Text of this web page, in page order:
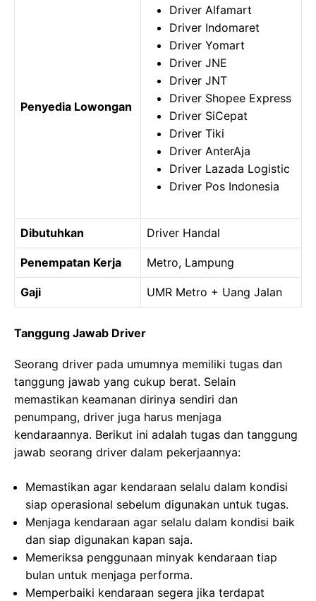
Penyedia Lowongan
Driver Alfamart
Driver Indomaret
Driver Yomart
Driver JNE
Driver JNT
Driver Shopee Express
Driver SiCepat
Driver Tiki
Driver AnterAja
Driver Lazada Logistic
Driver Pos Indonesia
Dibutuhkan Driver Handal
Penempatan Kerja Metro, Lampung
Gaji UMR Metro + Uang Jalan
Tanggung Jawab Driver
Seorang driver pada umumnya memiliki tugas dan
tanggung jawab yang cukup berat. Selain
memastikan keamanan dirinya sendiri dan
penumpang, driver juga harus menjaga
kendaraannya. Berikut ini adalah tugas dan tanggung
jawab seorang driver dalam pekerjaannya:
Memastikan agar kendaraan selalu dalam kondisi
siap operasional sebelum digunakan untuk tugas.
Menjaga kendaraan agar selalu dalam kondisi baik
dan siap digunakan kapan saja.
Memeriksa penggunaan minyak kendaraan tiap
bulan untuk menjaga performa.
Memperbaiki kendaraan segera jika terdapat